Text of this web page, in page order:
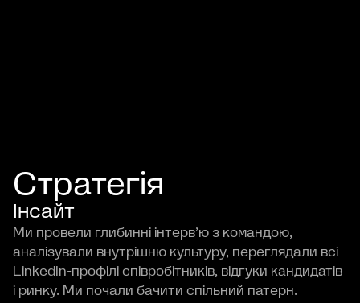
Стратегія
Інсайт
Ми провели глибинні інтерв’ю з командою,
аналізували внутрішню культуру, переглядали всі
LinkedIn-профілі співробітників, відгуки кандидатів
і ринку. Ми почали бачити спільний патерн.